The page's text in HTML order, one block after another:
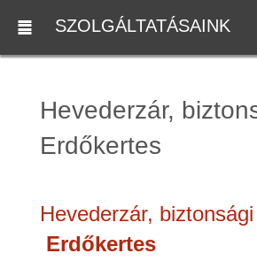
SZOLGÁLTATÁSAINK
Hevederzár,
Erdőkertes
Hevederzár,
Erdőkertes